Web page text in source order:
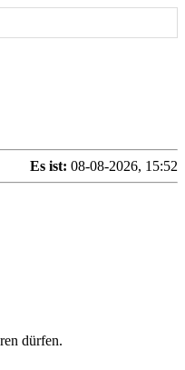
Es ist: 08-08-2026, 15:52
dürfen.